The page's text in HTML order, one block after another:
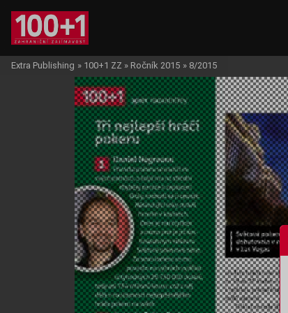
Extra Publishing » 100+1 ZZ » Ročník 2015 » 8/2015